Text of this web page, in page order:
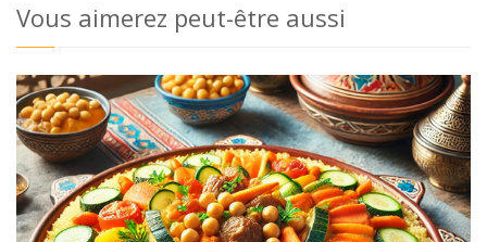
Vous aimerez peut-être aussi